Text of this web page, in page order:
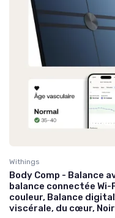
Withings
Body Comp - Balance
balance connectée
couleur, Balance
viscérale, du cœur,